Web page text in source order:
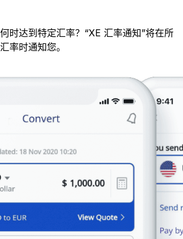
时达到特定汇率？“XE 汇率通知”将在所
率时通知您。